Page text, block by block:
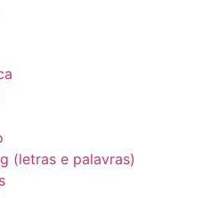
(letras e palavras)